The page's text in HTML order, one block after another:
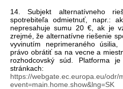
14. Subjekt alternatívneho
spotrebiteľa odmietnuť, napr.:
nepresahuje sumu 20 €, ak je
zrejmé, že alternatívne riešenie
vyvinutím neprimeraného
právo obrátiť sa na vecne a
rozhodcovský súd. Platforma
stránkach:
https://webgate.ec.europa.eu/odr/
event=main.home.show&lng=SK